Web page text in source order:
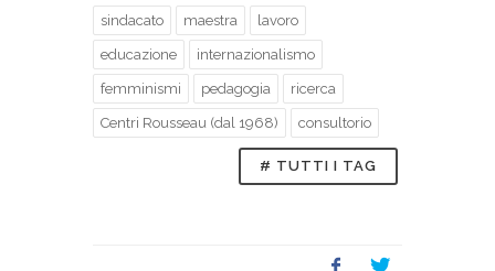
sindacato maestra lavoro
educazione internazionalismo
femminismi pedagogia ricerca
Centri Rousseau (dal 1968) consultorio
# TUTTI I TAG